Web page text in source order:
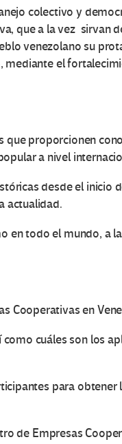
colectivo y
que a la vez sirvan
venezolano su
mediante el
que proporcionen
a nivel
desde el inicio
actualidad.
en todo el mundo, a
Cooperativas en
cuáles son los
para obtener
de Empresas